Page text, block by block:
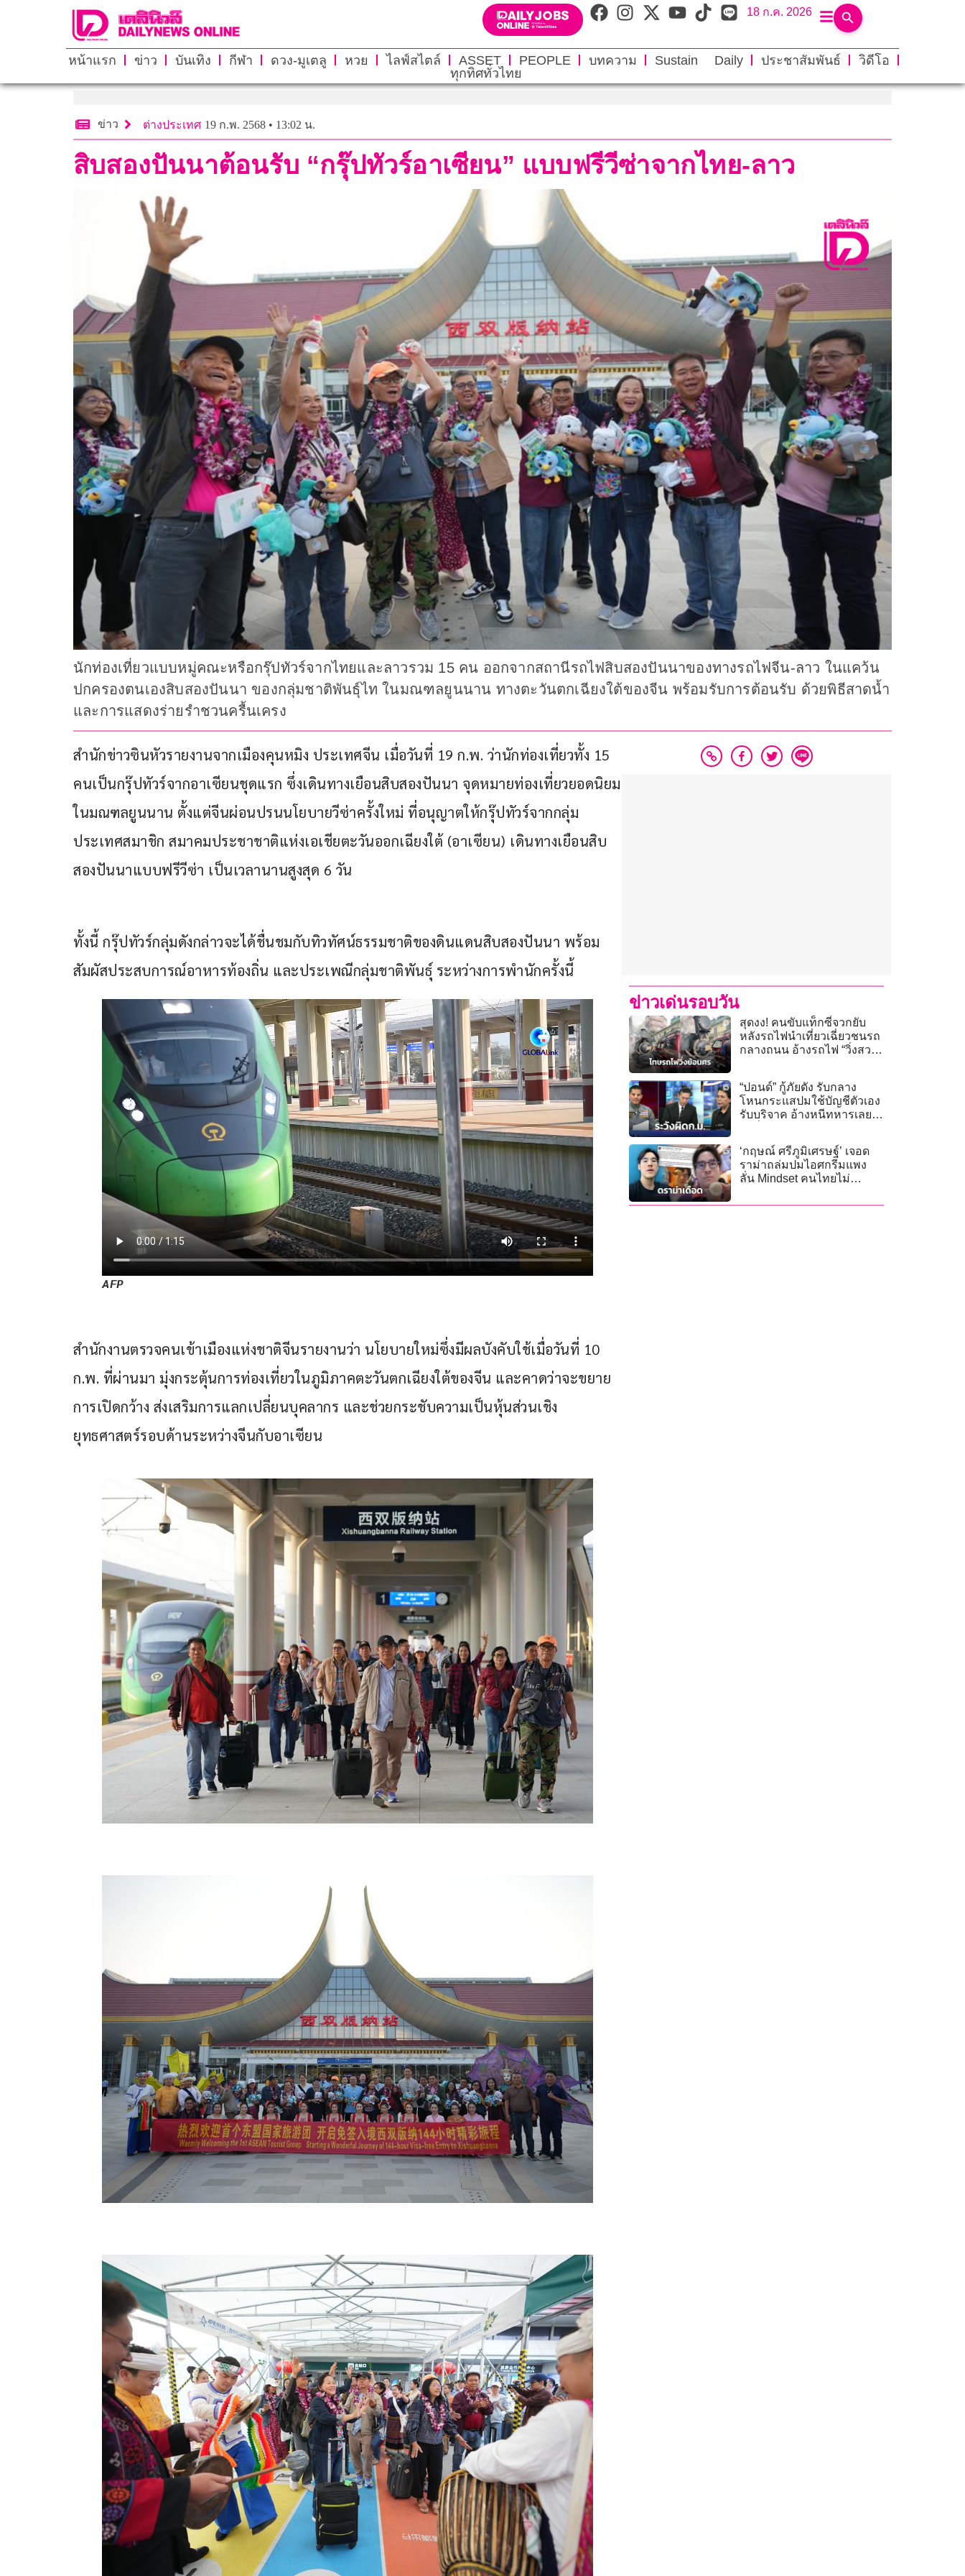
18 ก.ค. 2026
หน้าแรก ข่าว บันเทิง กีฬา ดวง-มูเตลู หวย ไลฟ์สไตล์ ASSET PEOPLE บทความ Sustain Daily ประชาสัมพันธ์
วิดีโอ
ทุกทิศทั่วไทย
ข่าว ต่างประเทศ 19 ก.พ. 2568 • 13:02 น.
สิบสองปันนาต้อนรับ “กรุ๊ปทัวร์อาเซียน” แบบฟรีวีซ่าจากไทย-ลาว
นักท่องเที่ยวแบบหมู่คณะหรือกรุ๊ปทัวร์จากไทยและลาวรวม 15 คน ออกจากสถานีรถไฟสิบสองปันนาของทางรถไฟจีน-ลาว ในแคว้น
ปกครองตนเองสิบสองปันนา ของกลุ่มชาติพันธุ์ไท ในมณฑลยูนนาน ทางตะวันตกเฉียงใต้ของจีน พร้อมรับการต้อนรับ ด้วยพิธีสาดน้ำ
และการแสดงร่ายรำชวนครื้นเครง
สำนักข่าวซินหัวรายงานจากเมืองคุนหมิง ประเทศจีน เมื่อวันที่ 19 ก.พ. ว่านักท่องเที่ยวทั้ง 15
คนเป็นกรุ๊ปทัวร์จากอาเซียนชุดแรก ซึ่งเดินทางเยือนสิบสองปันนา จุดหมายท่องเที่ยวยอดนิยม
ในมณฑลยูนนาน ตั้งแต่จีนผ่อนปรนนโยบายวีซ่าครั้งใหม่ ที่อนุญาตให้กรุ๊ปทัวร์จากกลุ่ม
ประเทศสมาชิก สมาคมประชาชาติแห่งเอเชียตะวันออกเฉียงใต้ (อาเซียน) เดินทางเยือนสิบ
สองปันนาแบบฟรีวีซ่า เป็นเวลานานสูงสุด 6 วัน
ทั้งนี้ กรุ๊ปทัวร์กลุ่มดังกล่าวจะได้ชื่นชมกับทิวทัศน์ธรรมชาติของดินแดนสิบสองปันนา พร้อม
สัมผัสประสบการณ์อาหารท้องถิ่น และประเพณีกลุ่มชาติพันธุ์ ระหว่างการพำนักครั้งนี้
AFP
สำนักงานตรวจคนเข้าเมืองแห่งชาติจีนรายงานว่า นโยบายใหม่ซึ่งมีผลบังคับใช้เมื่อวันที่ 10
ก.พ. ที่ผ่านมา มุ่งกระตุ้นการท่องเที่ยวในภูมิภาคตะวันตกเฉียงใต้ของจีน และคาดว่าจะขยาย
การเปิดกว้าง ส่งเสริมการแลกเปลี่ยนบุคลากร และช่วยกระชับความเป็นหุ้นส่วนเชิง
ยุทธศาสตร์รอบด้านระหว่างจีนกับอาเซียน
ข่าวเด่นรอบวัน
สุดงง! คนขับแท็กซี่จวกยับ
หลังรถไฟนำเที่ยวเฉี่ยวชนรถ
กลางถนน อ้างรถไฟ “วิ่งสวน
“ปอนด์” กู้ภัยดัง รับกลาง
โหนกระแสปมใช้บัญชีตัวเอง
รับบริจาค อ้างหนีทหารเลย
‘กฤษณ์ ศรีภูมิเศรษฐ์’ เจอด
ราม่าถล่มปมไอศกรีมแพง
ลั่น Mindset คนไทยไม่